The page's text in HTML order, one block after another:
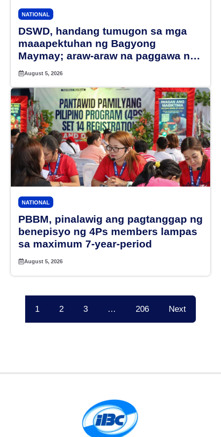
NATIONAL
DSWD, handang tumugon sa mga
maaapektuhan ng Bagyong
Maymay; araw-araw na paggawa ng
FFPs, tiniyak
August 5, 2026
NATIONAL
PBBM, pinalawig ang pagtanggap ng
benepisyo ng 4Ps members lampas
sa maximum 7-year-period
August 5, 2026
1 2 3 … 206 Next